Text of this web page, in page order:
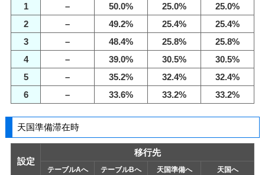
1 – 50.0% 25.0%
25.0%
2
– 49.2% 25.4%
25.4%
3
– 48.4% 25.8%
25.8%
4
– 39.0% 30.5%
30.5%
5
– 35.2% 32.4%
32.4%
6
– 33.6% 33.2% 33.2%
天国準備滞在時
設定
移行先
テーブルAへ テーブルBへ 天国準備へ 天国へ